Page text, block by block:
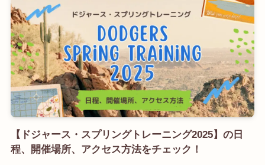
【ドジャース・スプリングトレーニング2025】の日
程、開催場所、アクセス方法をチェック！